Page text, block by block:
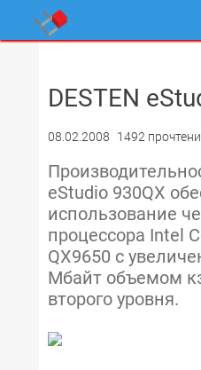
DESTEN
08.02.2008 1492
eStudio 930QX
использование
процессора Intel
QX9650 с
Мбайт объемом
второго уровня.